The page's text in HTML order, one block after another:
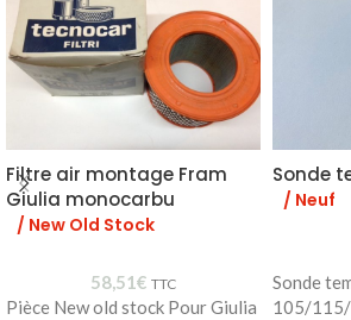
Filtre air montage Fram
Giulia monocarbu
/ New Old Stock
58,51€ TTC
Pièce New old stock Pour Giulia
Sonde
/ Neuf
Sonde
105/115/